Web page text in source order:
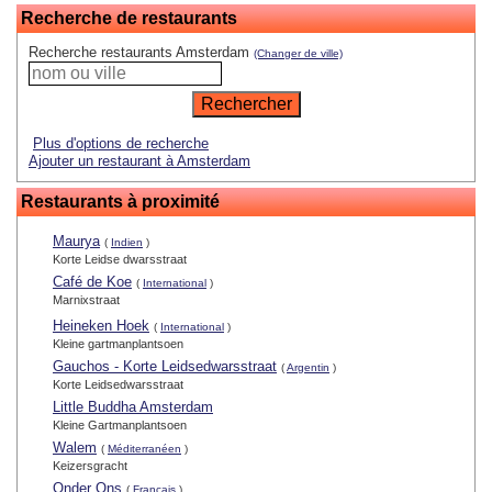
Recherche de restaurants
Recherche restaurants Amsterdam (Changer de ville)
Plus d'options de recherche
Ajouter un restaurant à Amsterdam
Restaurants à proximité
Maurya ( Indien )
Korte Leidse dwarsstraat
Café de Koe ( International )
Marnixstraat
Heineken Hoek ( International )
Kleine gartmanplantsoen
Gauchos - Korte Leidsedwarsstraat (Argentin )
Korte Leidsedwarsstraat
Little Buddha Amsterdam
Kleine Gartmanplantsoen
Walem ( Méditerranéen )
Keizersgracht
Onder Ons ( Français )